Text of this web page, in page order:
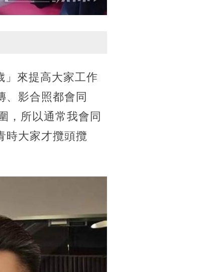
」來提高大家工作
、影合照都會同
，所以通常我會同
時大家才攬頭攬